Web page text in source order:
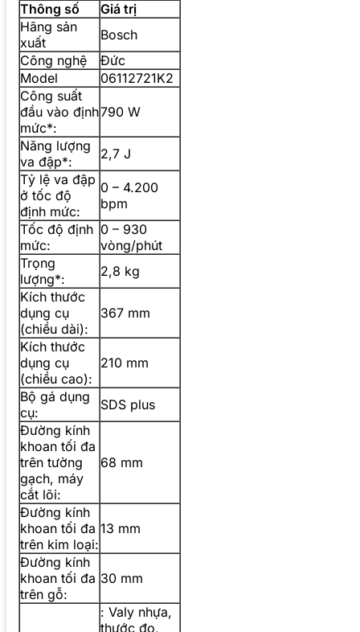
Thông số
Giá trị
Hãng sản
xuất
Bosch
Công nghệ
Đức
Model
06112721K2
Công suất
đầu vào định
mức*:
790 W
Năng lượng
va đập*:
2,7 J
Tỷ lệ va đập
ở tốc độ
định mức:
0 – 4.200
bpm
Tốc độ định
mức:
0 – 930
vòng/phút
Trọng
lượng*:
2,8 kg
Kích thước
dụng cụ
(chiều dài):
367 mm
Kích thước
dụng cụ
(chiều cao):
210 mm
Bộ gá dụng
cụ:
SDS plus
Đường kính
khoan tối đa
trên tường
gạch, máy
cắt lõi:
68 mm
Đường kính
khoan tối đa
trên kim loại:
13 mm
Đường kính
khoan tối đa
trên gỗ:
30 mm
: Valy nhựa,
thước đo,